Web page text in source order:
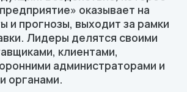
оказывает на
и прогнозы, выходит за рамки
Лидеры делятся своими
клиентами,
администраторами и
органами.